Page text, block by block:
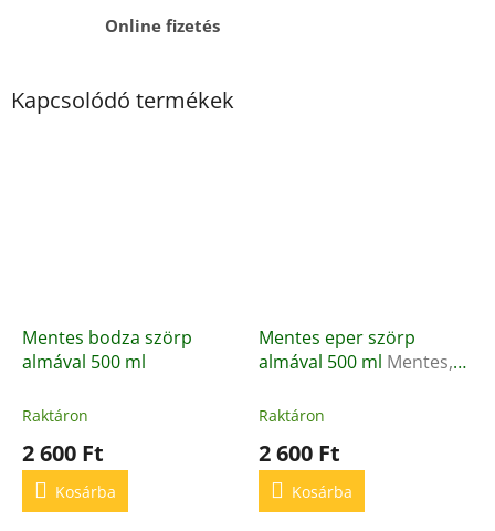
Online fizetés
Kapcsolódó termékek
Mentes bodza szörp
almával 500 ml
Raktáron
2 600 Ft
Kosárba
Mentes eper szörp
almával 500 ml Mentes,
gyümölcsszörp almával
Raktáron
2 600 Ft
Kosárba